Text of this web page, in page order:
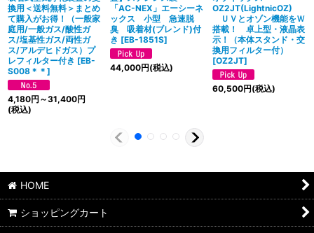
換用＜送料無料＞まとめ
て購入がお得！（一般家
庭用/一般ガス/酸性ガ
ス/塩基性ガス/両性ガ
ス/アルデヒドガス）プ
レフィルター付き [EB-
S008＊＊ ]
4,180円 ～31,400円
(税込)
「AC-NEX」エーシーネ
ックス 小型 急速脱
臭 吸着材(ブレンド)付
き [EB-1851S]
44,000円(税込)
OZ2JT(LightnicOZ)
ＵＶとオゾン機能をＷ
搭載！ 卓上型・液晶表
示！（本体スタンド・交
換用フィルター付）
[OZ2JT]
60,500円(税込)
HOME
ショッピングカート